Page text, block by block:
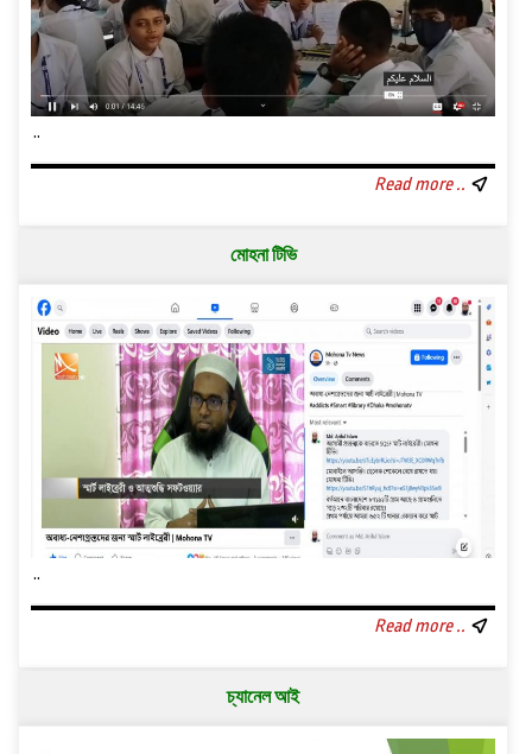
..
Read more ..
মোহনা টিভি
..
Read more ..
চ্যানেল আই